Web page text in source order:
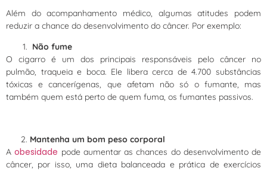
Além do acompanhamento médico, algumas atitudes podem
reduzir a chance do desenvolvimento do câncer. Por exemplo:
Não fume
O cigarro é um dos principais responsáveis pelo câncer no
pulmão, traqueia e boca. Ele libera cerca de 4.700 substâncias
tóxicas e cancerígenas, que afetam não só o fumante, mas
também quem está perto de quem fuma, os fumantes passivos.
Mantenha um bom peso corporal
Aobesidade pode aumentar as chances do desenvolvimento de
câncer, por isso, uma dieta balanceada e prática de exercícios